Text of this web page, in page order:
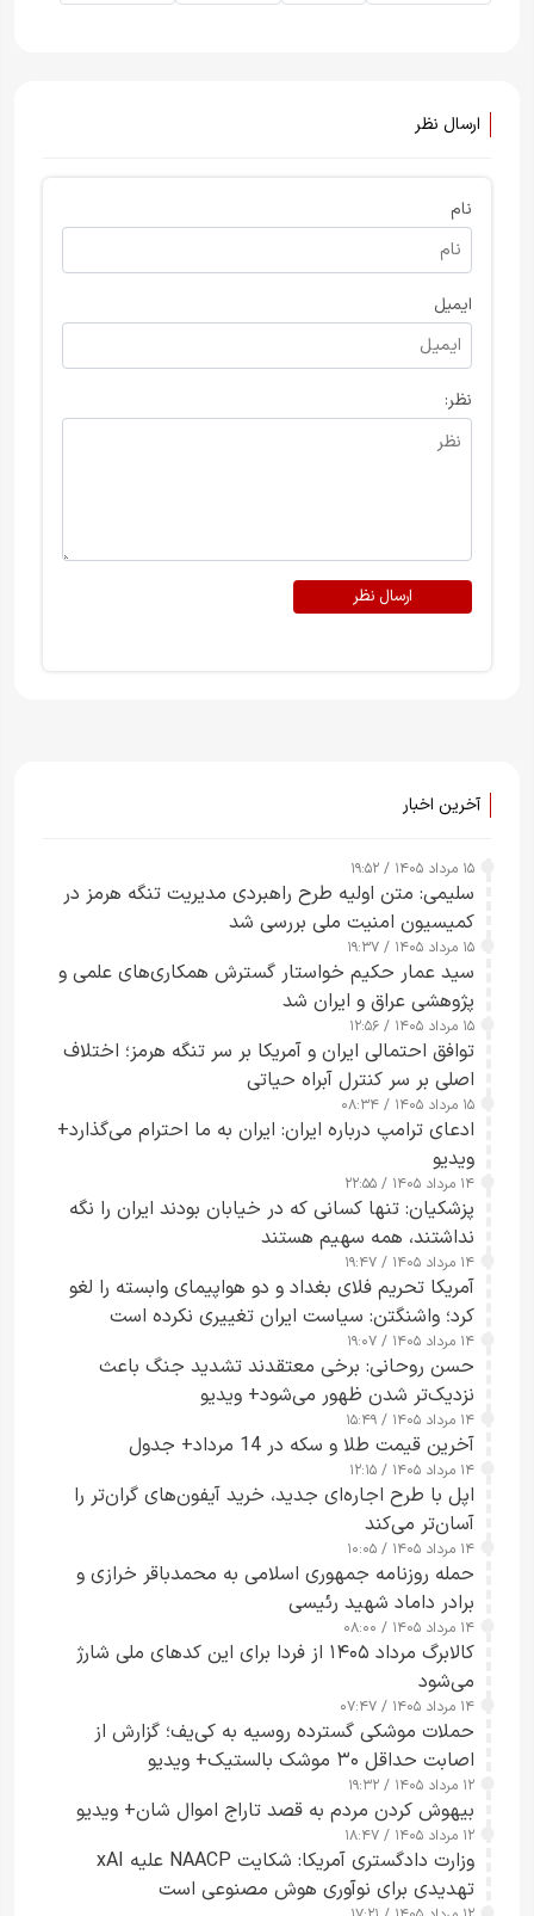
ارسال نظر
نام
ایمیل
نظر:
ارسال نظر
آخرین اخبار
۱۵ مرداد ۱۴۰۵ / ۱۹:۵۲
سلیمی: متن اولیه طرح راهبردی مدیریت تنگه هرمز در
کمیسیون امنیت ملی بررسی شد
۱۵ مرداد ۱۴۰۵ / ۱۹:۳۷
سید عمار حکیم خواستار گسترش همکاری‌های علمی و
پژوهشی عراق و ایران شد
۱۵ مرداد ۱۴۰۵ / ۱۲:۵۶
توافق احتمالی ایران و آمریکا بر سر تنگه هرمز؛ اختلاف
اصلی بر سر کنترل آبراه حیاتی
۱۵ مرداد ۱۴۰۵ / ۰۸:۳۴
ادعای ترامپ درباره ایران: ایران به ما احترام می‌گذارد+
ویدیو
۱۴ مرداد ۱۴۰۵ / ۲۲:۵۵
پزشکیان: تنها کسانی که در خیابان بودند ایران را نگه
نداشتند، همه سهیم هستند
۱۴ مرداد ۱۴۰۵ / ۱۹:۴۷
آمریکا تحریم فلای بغداد و دو هواپیمای وابسته را لغو
کرد؛ واشنگتن: سیاست ایران تغییری نکرده است
۱۴ مرداد ۱۴۰۵ / ۱۹:۰۷
حسن روحانی: برخی معتقدند تشدید جنگ باعث
نزدیک‌تر شدن ظهور می‌شود+ ویدیو
۱۴ مرداد ۱۴۰۵ / ۱۵:۴۹
آخرین قیمت طلا و سکه در 14 مرداد+ جدول
۱۴ مرداد ۱۴۰۵ / ۱۲:۱۵
اپل با طرح اجاره‌ای جدید، خرید آیفون‌های گران‌تر را
آسان‌تر می‌کند
۱۴ مرداد ۱۴۰۵ / ۱۰:۰۵
حمله روزنامه جمهوری اسلامی به محمدباقر خرازی و
برادر داماد شهید رئیسی
۱۴ مرداد ۱۴۰۵ / ۰۸:۰۰
کالابرگ مرداد ۱۴۰۵ از فردا برای این کدهای ملی شارژ
می‌شود
۱۴ مرداد ۱۴۰۵ / ۰۷:۴۷
حملات موشکی گسترده روسیه به کی‌یف؛ گزارش از
اصابت حداقل ۳۰ موشک بالستیک+ ویدیو
۱۲ مرداد ۱۴۰۵ / ۱۹:۳۲
بیهوش کردن مردم به قصد تاراج اموال شان+ ویدیو
۱۲ مرداد ۱۴۰۵ / ۱۸:۴۷
وزارت دادگستری آمریکا: شکایت NAACP علیه xAI
تهدیدی برای نوآوری هوش مصنوعی است